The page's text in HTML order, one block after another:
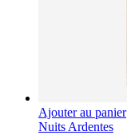
Ajouter au panier
Nuits Ardentes